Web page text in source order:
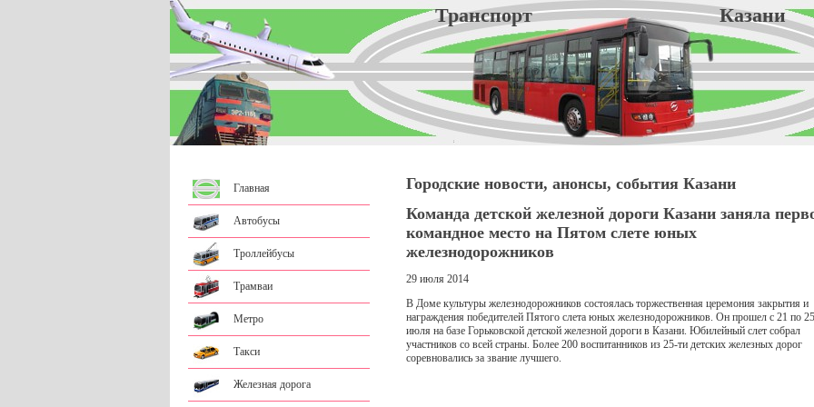
Транспорт Казани
Главная
Автобусы
Троллейбусы
Трамваи
Метро
Такси
Железная дорога
Городские новости, анонсы, события Казани
Команда детской железной дороги Казани заняла
командное место на Пятом слете юных
железнодорожников
29 июля 2014
В Доме культуры железнодорожников состоялась торжественная церемония закрытия и
награждения победителей Пятого слета юных железнодорожников. Он прошел с 21 по 25
июля на базе Горьковской детской железной дороги в Казани. Юбилейный слет собрал
участников со всей страны. Более 200 воспитанников из 25-ти детских железных дорог
соревновались за звание лучшего.